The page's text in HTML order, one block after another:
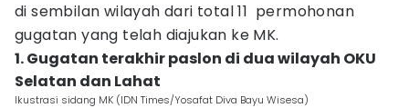
di sembilan wilayah dari total 11 permohonan
gugatan yang telah diajukan ke MK.
1. Gugatan terakhir paslon di dua wilayah OKU
Selatan dan Lahat
Ikustrasi sidang MK (IDN Times/Yosafat Diva Bayu Wisesa)